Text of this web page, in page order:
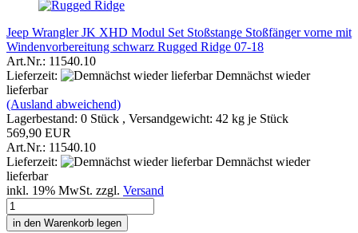
Jeep Wrangler JK XHD Modul Set Stoßstange Stoßfänger vorne mit
Windenvorbereitung schwarz Rugged Ridge 07-18
Art.Nr.: 11540.10
Lieferzeit:
Demnächst wieder
lieferbar
(Ausland abweichend)
Lagerbestand: 0 Stück , Versandgewicht: 42 kg je Stück
569,90 EUR
Art.Nr.: 11540.10
Lieferzeit:
Demnächst wieder
lieferbar
inkl. 19% MwSt. zzgl. Versand
in den Warenkorb legen